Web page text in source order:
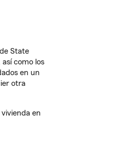
de State
como los
en un
otra
en